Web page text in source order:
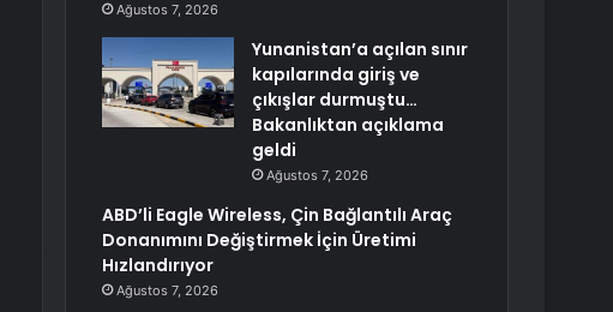
Ağustos 7, 2026
Yunanistan’a açılan sınır
kapılarında giriş ve
çıkışlar durmuştu…
Bakanlıktan açıklama
geldi
Ağustos 7, 2026
ABD’li Eagle Wireless, Çin Bağlantılı Araç
Donanımını Değiştirmek İçin Üretimi
Hızlandırıyor
Ağustos 7, 2026